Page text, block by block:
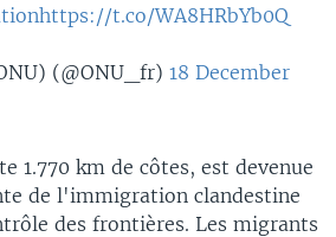
https://t.co/WA8HRbYb0Q
(@ONU_fr) 18 December
1.770 km de côtes, est devenue
de l'immigration clandestine
des frontières. Les migrants